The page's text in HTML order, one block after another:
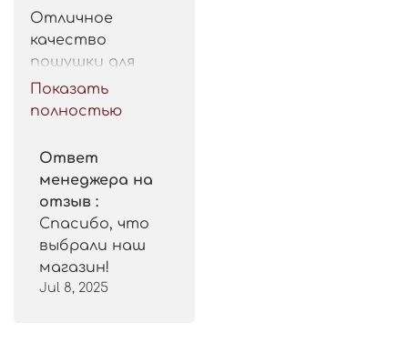
Отличное
качество
пошушки для
такой цены.
Рекомендую.
Показать
полностью
Ответ
менеджера на
отзыв :
Спасибо, что
выбрали наш
магазин!
Jul 8, 2025